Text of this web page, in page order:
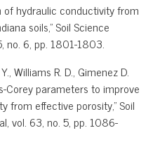
of hydraulic conductivity from
soils," Soil Science
no. 6, pp. 1801-1803.
Williams R. D., Gimenez D.
Corey parameters to improve
from effective porosity," Soil
vol. 63, no. 5, pp. 1086-